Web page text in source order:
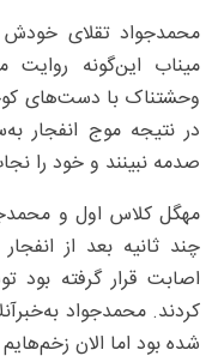
محمدجواد تقلای خودش
میناب این‌گونه
وحشتناک با دست‌های
در نتیجه موج انفجار
صدمه نبینند و خود را
مهگل کلاس اول و
چند ثانیه بعد از
اصابت قرار گرفته بود
کردند. محمدجواد
شده بود اما الان